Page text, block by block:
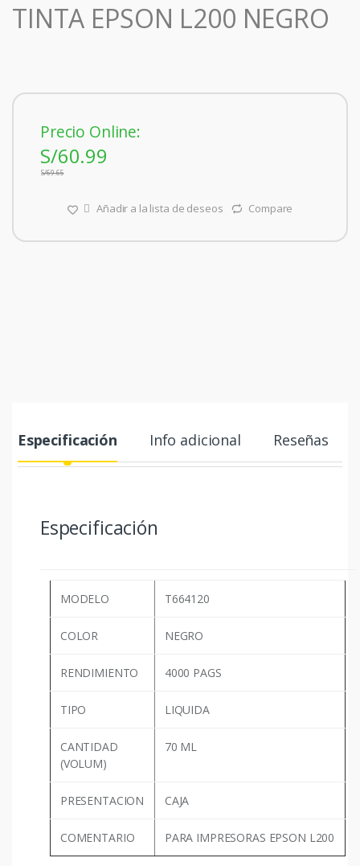
TINTA EPSON L200 NEGRO
Precio Online:
S/60.99
S/69.65
Añadir a la lista de deseos Compare
Especificación Info adicional Reseñas
Especificación
MODELO T664120
COLOR NEGRO
RENDIMIENTO 4000 PAGS
TIPO LIQUIDA
CANTIDAD
(VOLUM)
70 ML
PRESENTACION CAJA
COMENTARIO PARA IMPRESORAS EPSON L200